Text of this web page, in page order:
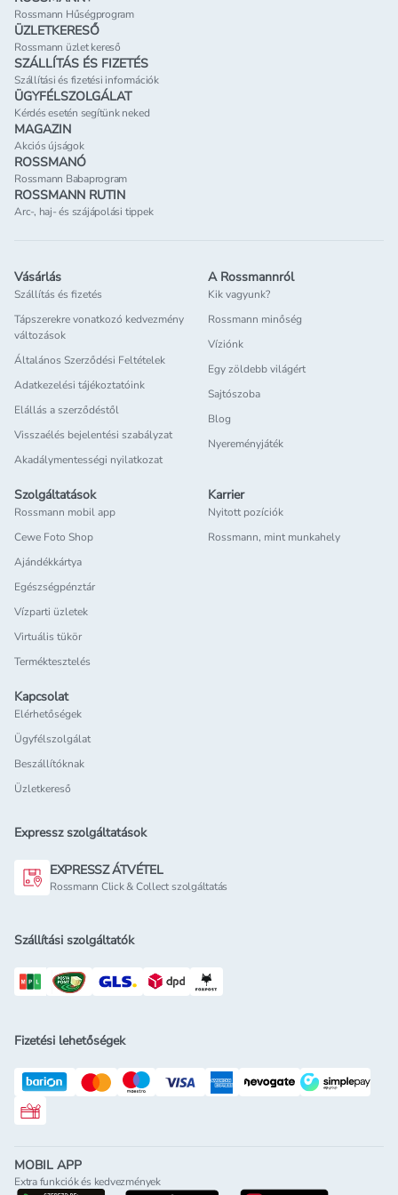
Rossmann Hűségprogram
ÜZLETKERESŐ
Rossmann üzlet kereső
SZÁLLÍTÁS ÉS FIZETÉS
Szállítási és fizetési információk
ÜGYFÉLSZOLGÁLAT
Kérdés esetén segítünk neked
MAGAZIN
Akciós újságok
ROSSMANÓ
Rossmann Babaprogram
ROSSMANN RUTIN
Arc-, haj- és szájápolási tippek
Vásárlás
Szállítás és fizetés
Tápszerekre vonatkozó kedvezmény
változások
Általános Szerződési Feltételek
Adatkezelési tájékoztatóink
Elállás a szerződéstől
Visszaélés bejelentési szabályzat
Akadálymentességi nyilatkozat
A Rossmannról
Kik vagyunk?
Rossmann minőség
Víziónk
Egy zöldebb világért
Sajtószoba
Blog
Nyereményjáték
Szolgáltatások
Rossmann mobil app
Cewe Foto Shop
Ajándékkártya
Egészségpénztár
Vízparti üzletek
Virtuális tükör
Terméktesztelés
Karrier
Nyitott pozíciók
Rossmann, mint munkahely
Kapcsolat
Elérhetőségek
Ügyfélszolgálat
Beszállítóknak
Üzletkereső
Expressz szolgáltatások
EXPRESSZ ÁTVÉTEL
Rossmann Click & Collect szolgáltatás
Szállítási szolgáltatók
Fizetési lehetőségek
Rossmann ajándékkártya
MOBIL APP
Extra funkciók és kedvezmények